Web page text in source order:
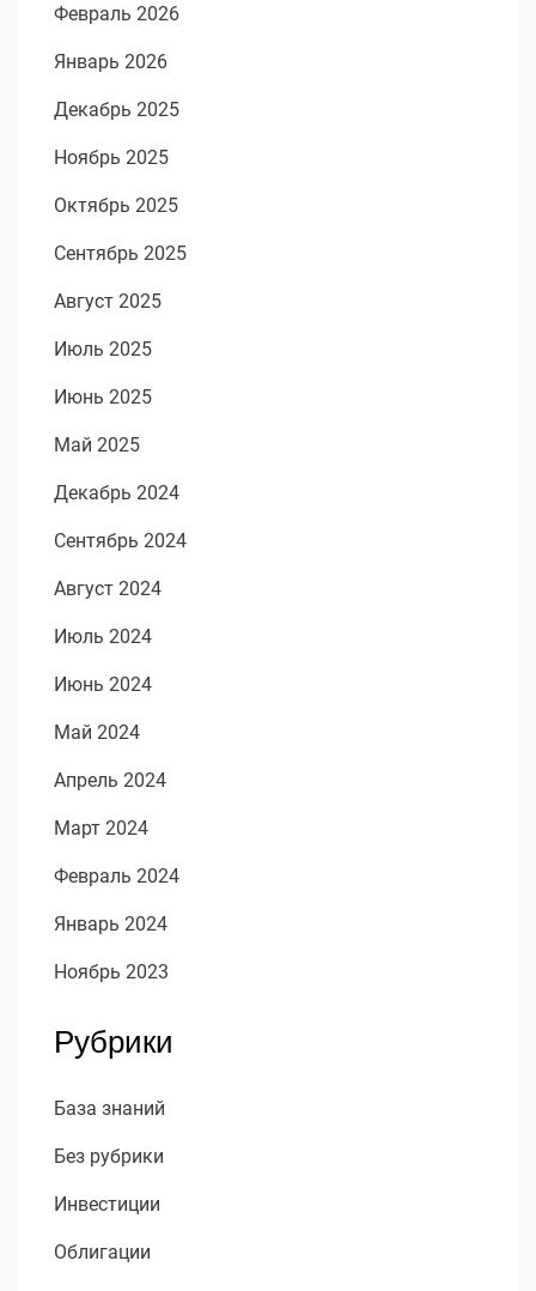
Февраль 2026
Январь 2026
Декабрь 2025
Ноябрь 2025
Октябрь 2025
Сентябрь 2025
Август 2025
Июль 2025
Июнь 2025
Май 2025
Декабрь 2024
Сентябрь 2024
Август 2024
Июль 2024
Июнь 2024
Май 2024
Апрель 2024
Март 2024
Февраль 2024
Январь 2024
Ноябрь 2023
Рубрики
База знаний
Без рубрики
Инвестиции
Облигации